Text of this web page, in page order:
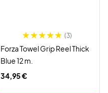
(3)
Forza Towel Grip Reel Thick
Blue 12 m.
34,95 €